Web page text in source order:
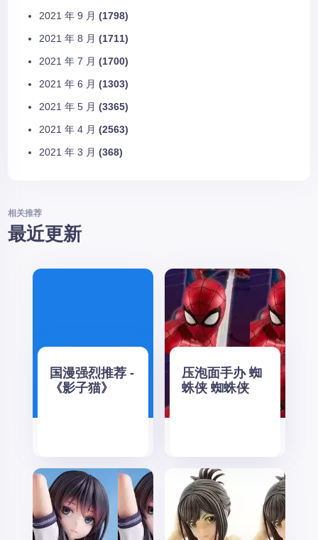
2021 年 9 月 (1798)
2021 年 8 月 (1711)
2021 年 7 月 (1700)
2021 年 6 月 (1303)
2021 年 5 月 (3365)
2021 年 4 月 (2563)
2021 年 3 月 (368)
相关推荐
最近更新
国漫强烈推荐 -
《影子猫》
压泡面手办 蜘
蛛侠 蜘蛛侠